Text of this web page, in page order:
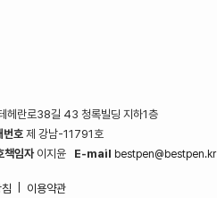
헤란로38길 43 청록빌딩 지하1층
번호 제 강남-11791호
책임자이지윤 E-mail bestpen@bestpen.kr
이용약관